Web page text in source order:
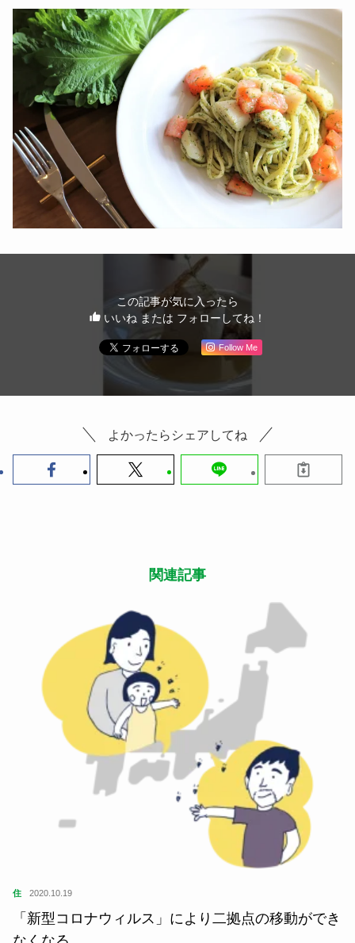
この記事が気に入ったら
いいね または フォローしてね！
Follow Me
よかったらシェアしてね
関連記事
住 2020.10.19
「新型コロナウィルス」により二拠点の移動ができ